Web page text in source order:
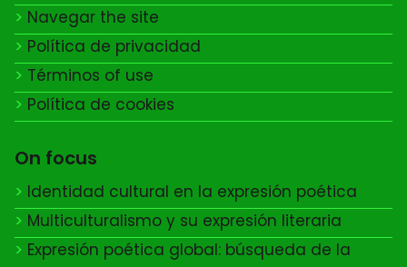
Navegar the site
Política de privacidad
Términos of use
Política de cookies
On focus
Identidad cultural en la expresión poética
Multiculturalismo y su expresión literaria
Expresión poética global: búsqueda de la